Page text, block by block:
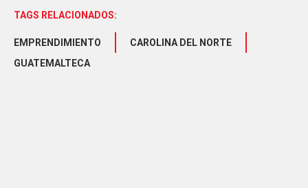
TAGS RELACIONADOS:
EMPRENDIMIENTO
CAROLINA DEL NORTE
GUATEMALTECA